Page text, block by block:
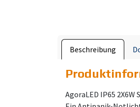
Beschreibung
AgoraLED IP65 2X6W